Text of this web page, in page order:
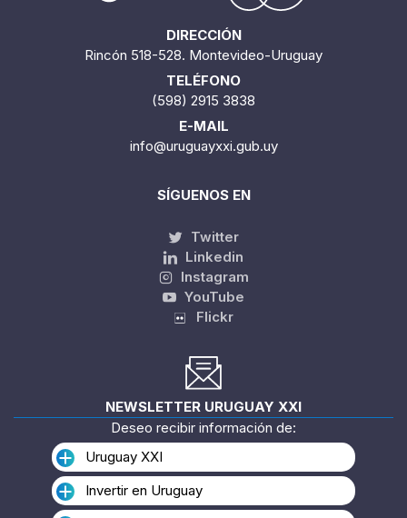
DIRECCIÓN
Rincón 518-528. Montevideo-Uruguay
TELÉFONO
(598) 2915 3838
E-MAIL
info@uruguayxxi.gub.uy
SÍGUENOS EN
Twitter
Linkedin
Instagram
YouTube
Flickr
NEWSLETTER URUGUAY XXI
Deseo recibir información de:
Uruguay XXI
Invertir en Uruguay